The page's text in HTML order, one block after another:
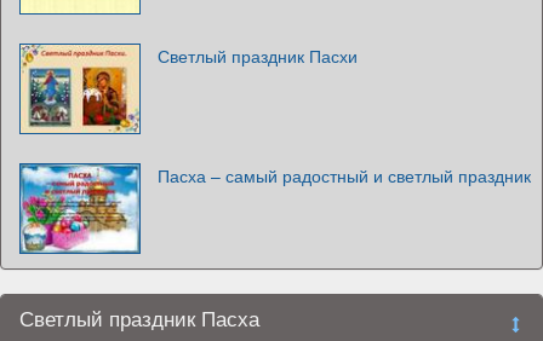
Светлый праздник Пасхи
Пасха – самый радостный и светлый праздник
Светлый праздник Пасха